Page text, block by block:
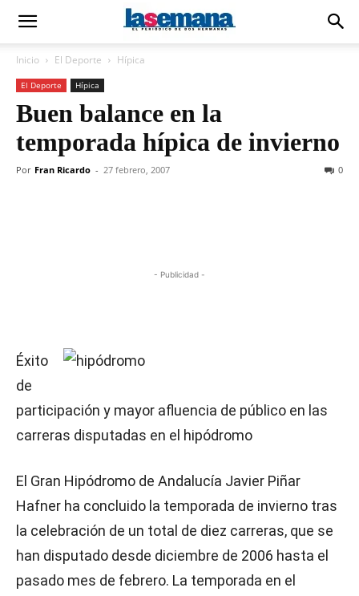
Inicio El Deporte Hípica
El Deporte Hípica
Buen balance en la
temporada hípica de invierno
Por Fran Ricardo - 27 febrero, 2007 0
- Publicidad -
Éxito
de
participación y mayor afluencia de público en las
carreras disputadas en el hipódromo
El Gran Hipódromo de Andalucía Javier Piñar
Hafner ha concluido la temporada de invierno tras
la celebración de un total de diez carreras, que se
han disputado desde diciembre de 2006 hasta el
pasado mes de febrero. La temporada en el